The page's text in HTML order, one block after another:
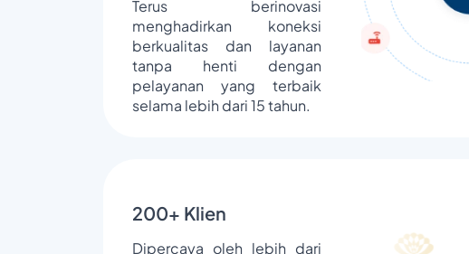
Terus berinovasi
menghadirkan koneksi
berkualitas dan layanan
tanpa henti dengan
pelayanan yang terbaik
selama lebih dari 15 tahun.
200+ Klien
Dipercaya oleh lebih dari